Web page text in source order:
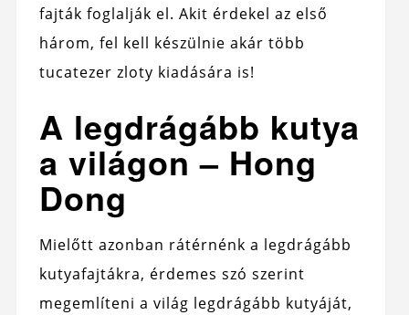
fajták foglalják el. Akit érdekel az első
három, fel kell készülnie akár több
tucatezer zloty kiadására is!
A legdrágább kutya
a világon – Hong
Dong
Mielőtt azonban rátérnénk a legdrágább
kutyafajtákra, érdemes szó szerint
megemlíteni a világ legdrágább kutyáját,